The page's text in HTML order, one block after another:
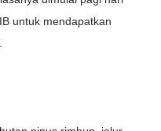
untuk mendapatkan